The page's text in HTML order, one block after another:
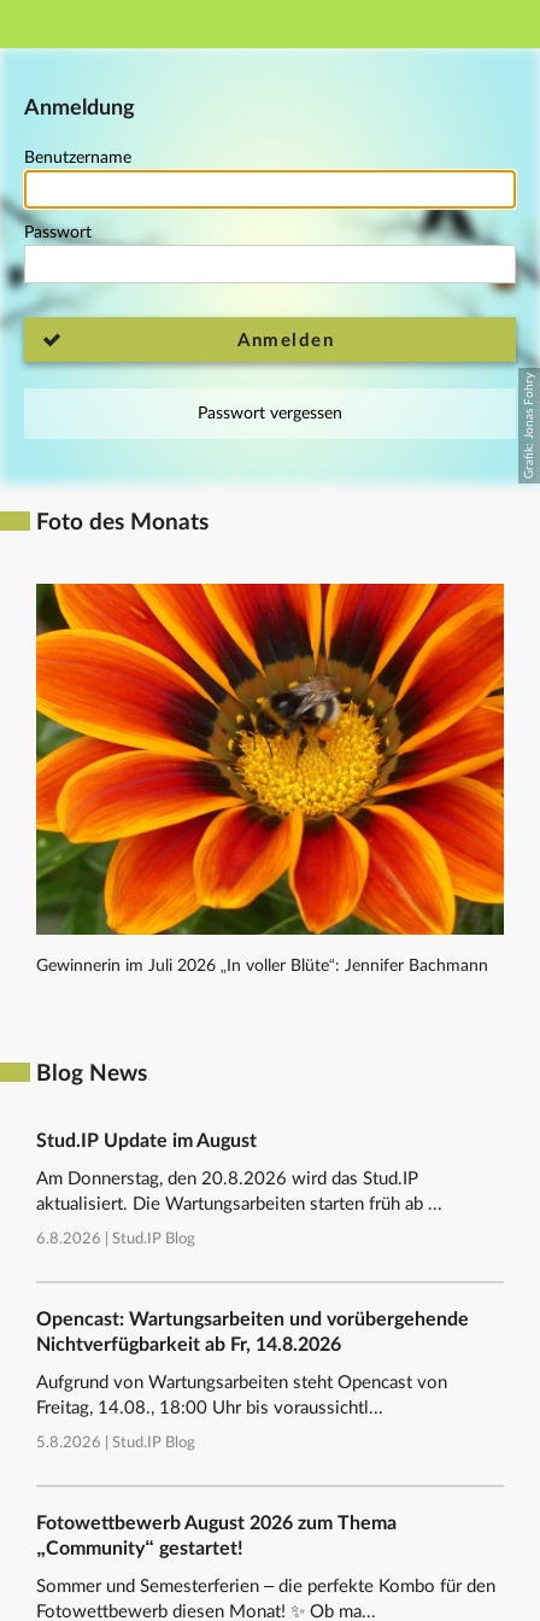
Hauptnavigation
Anmeldung
Benutzername
Passwort
Anmelden
Passwort vergessen
Foto des Monats
Gewinnerin im Juli 2026 „In voller Blüte“: Jennifer Bachmann
Blog News
Stud.IP Update im August
Am Donnerstag, den 20.8.2026 wird das Stud.IP
aktualisiert. Die Wartungsarbeiten starten früh ab ...
6.8.2026 | Stud.IP Blog
Opencast: Wartungsarbeiten und vorübergehende
Nichtverfügbarkeit ab Fr, 14.8.2026
Aufgrund von Wartungsarbeiten steht Opencast von
Freitag, 14.08., 18:00 Uhr bis voraussichtl...
5.8.2026 | Stud.IP Blog
Fotowettbewerb August 2026 zum Thema
„Community“ gestartet!
Sommer und Semesterferien – die perfekte Kombo für den
Fotowettbewerb diesen Monat! ✨ Ob ma...